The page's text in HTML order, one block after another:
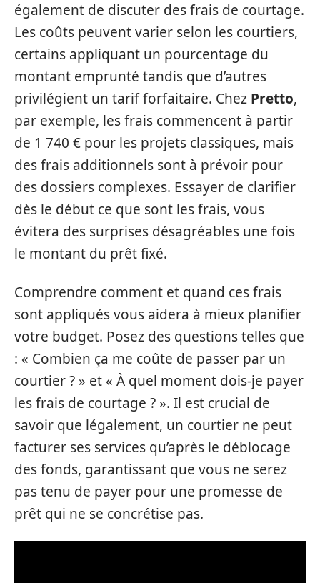
également de discuter des frais de courtage.
Les coûts peuvent varier selon les courtiers,
certains appliquant un pourcentage du
montant emprunté tandis que d’autres
privilégient un tarif forfaitaire. Chez Pretto,
par exemple, les frais commencent à partir
de 1 740 € pour les projets classiques, mais
des frais additionnels sont à prévoir pour
des dossiers complexes. Essayer de clarifier
dès le début ce que sont les frais, vous
évitera des surprises désagréables une fois
le montant du prêt fixé.
Comprendre comment et quand ces frais
sont appliqués vous aidera à mieux planifier
votre budget. Posez des questions telles que
: « Combien ça me coûte de passer par un
courtier ? » et « À quel moment dois-je payer
les frais de courtage ? ». Il est crucial de
savoir que légalement, un courtier ne peut
facturer ses services qu’après le déblocage
des fonds, garantissant que vous ne serez
pas tenu de payer pour une promesse de
prêt qui ne se concrétise pas.